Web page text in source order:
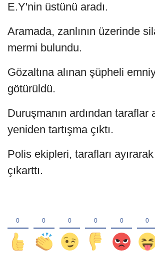
E.Y'nin üstünü aradı.
Aramada, zanlının üzerinde
mermi bulundu.
Gözaltına alınan şüpheli
götürüldü.
Duruşmanın ardından taraflar
yeniden tartışma çıktı.
Polis ekipleri, tarafları
çıkarttı.